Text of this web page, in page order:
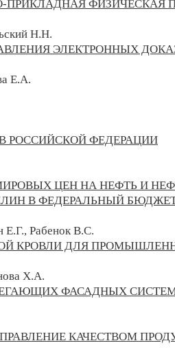
ПРИКЛАДНАЯ ФИЗИЧЕСКАЯ
Н.Н.
ЭЛЕКТРОННЫХ
Е.А.
В РОССИЙСКОЙ ФЕДЕРАЦИИ
ЦЕН НА НЕФТЬ И
В ФЕДЕРАЛЬНЫЙ
Е.Г., Рабенок В.С.
КРОВЛИ ДЛЯ
Х.А.
ФАСАДНЫХ
КАЧЕСТВОМ